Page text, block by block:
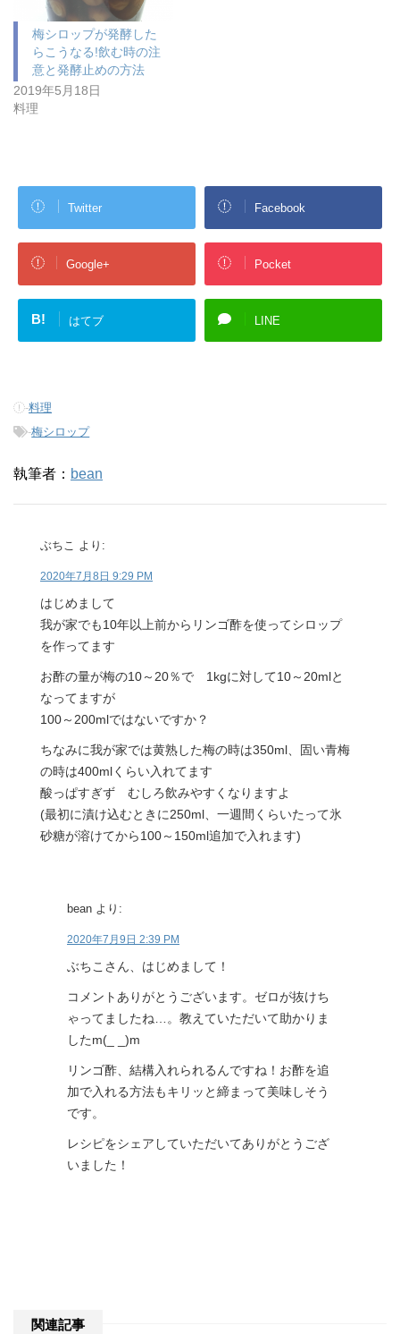
梅シロップが発酵した
らこうなる!飲む時の注
意と発酵止めの方法
2019年5月18日
料理
Twitter Facebook
Google+ Pocket
B! はてブ LINE
-料理
-梅シロップ
執筆者： bean
ぶちこ より:
2020年7月8日 9:29 PM
はじめまして
我が家でも10年以上前からリンゴ酢を使ってシロップ
を作ってます
お酢の量が梅の10～20％で 1kgに対して10～20mlと
なってますが
100～200mlではないですか？
ちなみに我が家では黄熟した梅の時は350ml、固い青梅
の時は400mlくらい入れてます
酸っぱすぎず むしろ飲みやすくなりますよ
(最初に漬け込むときに250ml、一週間くらいたって氷
砂糖が溶けてから100～150ml追加で入れます)
bean より:
2020年7月9日 2:39 PM
ぶちこさん、はじめまして！
コメントありがとうございます。ゼロが抜けち
ゃってましたね…。教えていただいて助かりま
したm(_ _)m
リンゴ酢、結構入れられるんですね！お酢を追
加で入れる方法もキリッと締まって美味しそう
です。
レシピをシェアしていただいてありがとうござ
いました！
関連記事